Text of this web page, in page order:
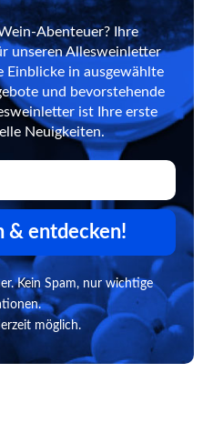
Abenteuer? Ihre
unseren Allesweinletter
Einblicke in ausgewählte
und bevorstehende
ist Ihre erste
Neuigkeiten.
& entdecken!
Kein Spam, nur wichtige
möglich.